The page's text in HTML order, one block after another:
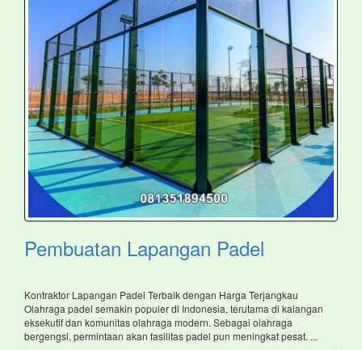
Pembuatan Lapangan Padel
Kontraktor Lapangan Padel Terbaik dengan Harga Terjangkau
Olahraga padel semakin populer di Indonesia, terutama di kalangan
eksekutif dan komunitas olahraga modern. Sebagai olahraga
bergengsi, permintaan akan fasilitas padel pun meningkat pesat. ...